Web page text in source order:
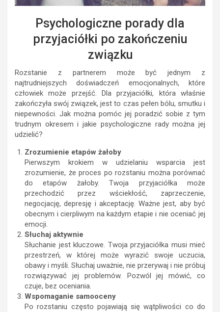
Psychologiczne porady dla
przyjaciółki po zakończeniu
związku
Rozstanie z partnerem może być jednym z
najtrudniejszych doświadczeń emocjonalnych, które
człowiek może przejść. Dla przyjaciółki, która właśnie
zakończyła swój związek, jest to czas pełen bólu, smutku i
niepewności. Jak można pomóc jej poradzić sobie z tym
trudnym okresem i jakie psychologiczne rady można jej
udzielić?
Zrozumienie etapów żałoby
Pierwszym krokiem w udzielaniu wsparcia jest
zrozumienie, że proces po rozstaniu można porównać
do etapów żałoby. Twoja przyjaciółka może
przechodzić przez wściekłość, zaprzeczenie,
negocjację, depresję i akceptację. Ważne jest, aby być
obecnym i cierpliwym na każdym etapie i nie oceniać jej
emocji.
Słuchaj aktywnie
Słuchanie jest kluczowe. Twoja przyjaciółka musi mieć
przestrzeń, w której może wyrazić swoje uczucia,
obawy i myśli. Słuchaj uważnie, nie przerywaj i nie próbuj
rozwiązywać jej problemów. Pozwól jej mówić, co
czuje, bez oceniania.
Wspomaganie samooceny
Po rozstaniu często pojawiają się wątpliwości co do